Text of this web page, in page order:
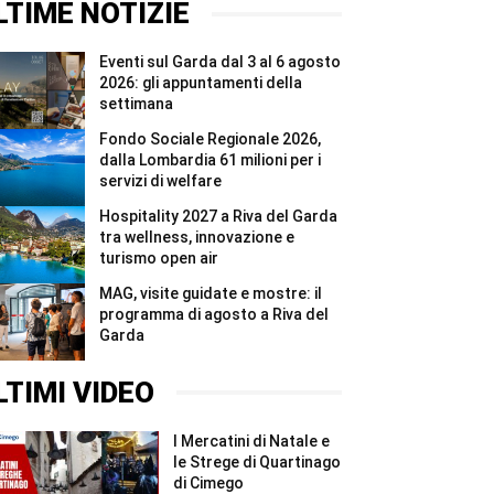
del
Garda
#Shorts
Garda
wellness,
innovazione
e
turismo
open
air
#Shorts
NOTIZIE
Eventi sul Garda dal 3 al 6 agosto
2026: gli appuntamenti della
settimana
Fondo Sociale Regionale 2026,
dalla Lombardia 61 milioni per i
servizi di welfare
Hospitality 2027 a Riva del Garda
tra wellness, innovazione e
turismo open air
MAG, visite guidate e mostre: il
programma di agosto a Riva del
Garda
VIDEO
I Mercatini di Natale e
le Strege di Quartinago
di Cimego